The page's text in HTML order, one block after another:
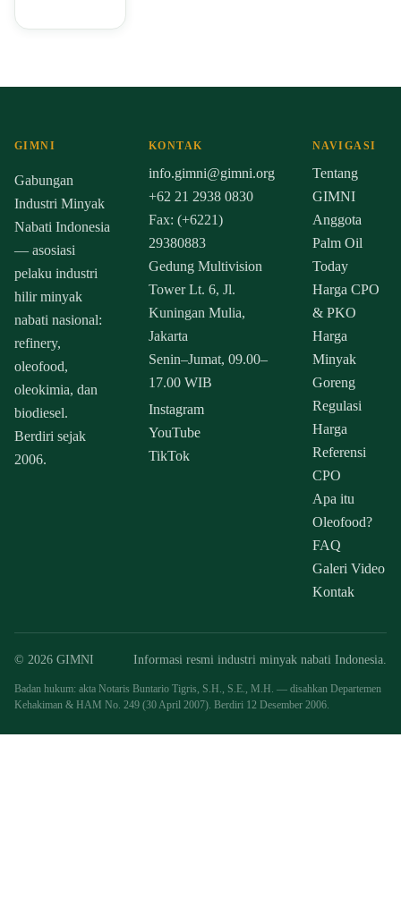
GIMNI
Gabungan
Industri Minyak
Nabati Indonesia
— asosiasi
pelaku industri
hilir minyak
nabati nasional:
refinery,
oleofood,
oleokimia, dan
biodiesel.
Berdiri sejak
2006.
KONTAK
info.gimni@gimni.org
+62 21 2938 0830
Fax: (+6221)
29380883
Gedung Multivision
Tower Lt. 6, Jl.
Kuningan Mulia,
Jakarta
Senin–Jumat, 09.00–
17.00 WIB
Instagram
YouTube
TikTok
NAVIGASI
Tentang
GIMNI
Anggota
Palm Oil
Today
Harga CPO
& PKO
Harga
Minyak
Goreng
Regulasi
Harga
Referensi
CPO
Apa itu
Oleofood?
FAQ
Galeri Video
Kontak
© 2026 GIMNI Informasi resmi industri minyak nabati Indonesia.
Badan hukum: akta Notaris Buntario Tigris, S.H., S.E., M.H. — disahkan Departemen
Kehakiman & HAM No. 249 (30 April 2007). Berdiri 12 Desember 2006.